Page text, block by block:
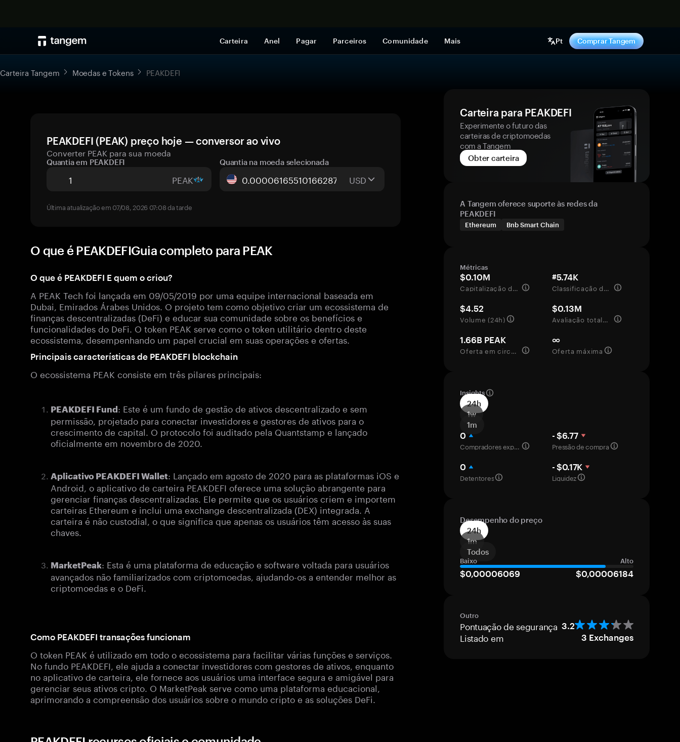
Carteira Anel Pagar Parceiros Comunidade Mais Pt Comprar Tangem
Carteira Tangem Moedas e Tokens PEAKDEFI
PEAKDEFI (PEAK) preço hoje — conversor ao vivo
Converter PEAK para sua moeda
Quantia em PEAKDEFI
PEAK
Quantia na moeda selecionada
USD
Última atualização em 07/08, 2026 07:08 da tarde
O que é PEAKDEFIGuia completo para PEAK
O que é PEAKDEFI E quem o criou?
A PEAK Tech foi lançada em 09/05/2019 por uma equipe internacional baseada em
Dubai, Emirados Árabes Unidos. O projeto tem como objetivo criar um ecossistema de
finanças descentralizadas (DeFi) e educar sua comunidade sobre os benefícios e
funcionalidades do DeFi. O token PEAK serve como o token utilitário dentro deste
ecossistema, desempenhando um papel crucial em suas operações e ofertas.
Principais características de PEAKDEFI blockchain
O ecossistema PEAK consiste em três pilares principais:
PEAKDEFI Fund: Este é um fundo de gestão de ativos descentralizado e sem
permissão, projetado para conectar investidores e gestores de ativos para o
crescimento de capital. O protocolo foi auditado pela Quantstamp e lançado
oficialmente em novembro de 2020.
Aplicativo PEAKDEFI Wallet: Lançado em agosto de 2020 para as plataformas iOS e
Android, o aplicativo de carteira PEAKDEFI oferece uma solução abrangente para
gerenciar finanças descentralizadas. Ele permite que os usuários criem e importem
carteiras Ethereum e inclui uma exchange descentralizada (DEX) integrada. A
carteira é não custodial, o que significa que apenas os usuários têm acesso às suas
chaves.
MarketPeak: Esta é uma plataforma de educação e software voltada para usuários
avançados não familiarizados com criptomoedas, ajudando-os a entender melhor as
criptomoedas e o DeFi.
Como PEAKDEFI transações funcionam
O token PEAK é utilizado em todo o ecossistema para facilitar várias funções e serviços.
No fundo PEAKDEFI, ele ajuda a conectar investidores com gestores de ativos, enquanto
no aplicativo de carteira, ele fornece aos usuários uma interface segura e amigável para
gerenciar seus ativos cripto. O MarketPeak serve como uma plataforma educacional,
aprimorando a compreensão dos usuários sobre o mundo cripto e as soluções DeFi.
Carteira para PEAKDEFI
Experimente o futuro das
carteiras de criptomoedas
com a Tangem
Obter carteira
A Tangem oferece suporte às redes da
PEAKDEFI
Ethereum Bnb Smart Chain
Métricas
$0.10M
Capitalização de mercado
#5.74K
Classificação de mercado
$4.52
Volume (24h)
$0.13M
Avaliação totalmente diluída
1.66B PEAK
Oferta em circulação
∞
Oferta máxima
Insights
24h
1w
1m
0
Compradores experientes
- $6.77
Pressão de compra
0
Detentores
- $0.17K
Liquidez
Desempenho do preço
24h
1m
Todos
Baixo Alto
$0,00006069 $0,00006184
Outro
Pontuação de segurança 3.2
Listado em 3 Exchanges